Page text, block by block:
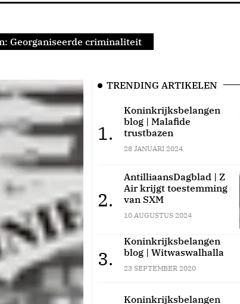
Georganiseerde criminaliteit
TRENDING ARTIKELEN
1.
Koninkrijksbelangen
blog | Malafide
trustbazen
28 JANUARI 2024
2.
AntilliaansDagblad | Z
Air krijgt toestemming
van SXM
10 AUGUSTUS 2024
3.
Koninkrijksbelangen
blog | Witwaswalhalla
23 SEPTEMBER 2020
Koninkrijksbelangen